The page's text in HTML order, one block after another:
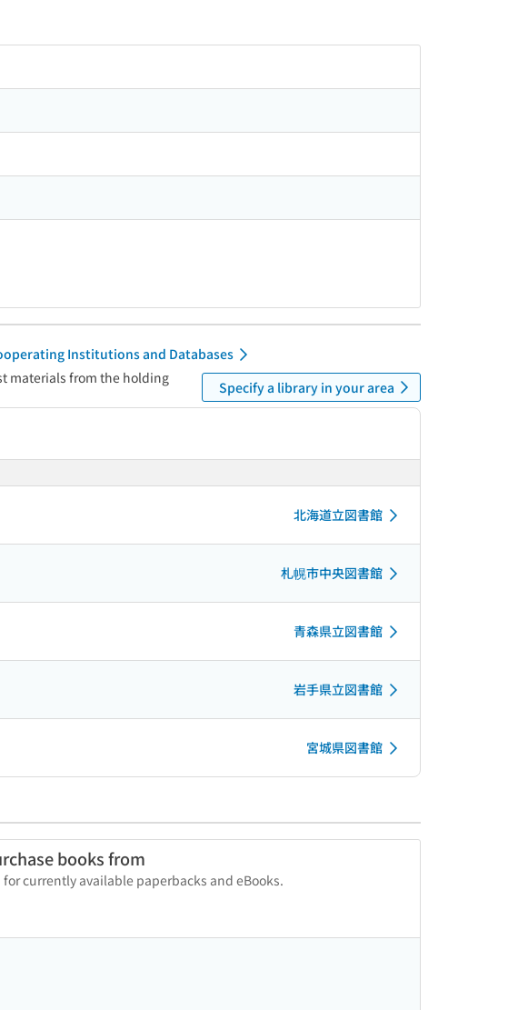
Institutions and Databases
materials from the holding
Specify a library in your area
北海道立図書館
札幌市中央図書館
青森県立図書館
岩手県立図書館
宮城県図書館
books from
currently available paperbacks and eBooks.